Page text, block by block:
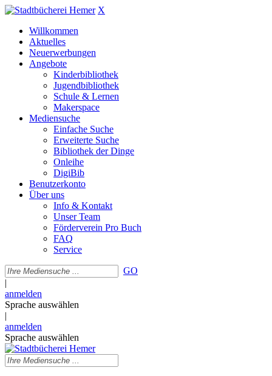
X
Willkommen
Aktuelles
Neuerwerbungen
Angebote
Kinderbibliothek
Jugendbibliothek
Schule & Lernen
Makerspace
Mediensuche
Einfache Suche
Erweiterte Suche
Bibliothek der Dinge
Onleihe
DigiBib
Benutzerkonto
Über uns
Info & Kontakt
Unser Team
Förderverein Pro Buch
FAQ
Service
GO
|
anmelden
Sprache auswählen
|
anmelden
Sprache auswählen